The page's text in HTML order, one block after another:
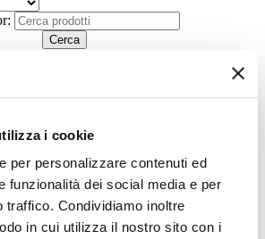
i cookie
per personalizzare contenuti ed
funzionalità dei social media e per
traffico. Condividiamo inoltre
in cui utilizza il nostro sito con i